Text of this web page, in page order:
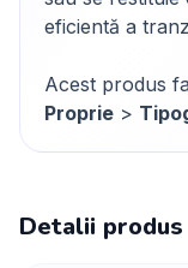
eficientă a
Acest produs
Proprie >
Detalii produs